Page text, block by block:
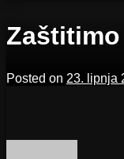
Posted on 23. lipnja